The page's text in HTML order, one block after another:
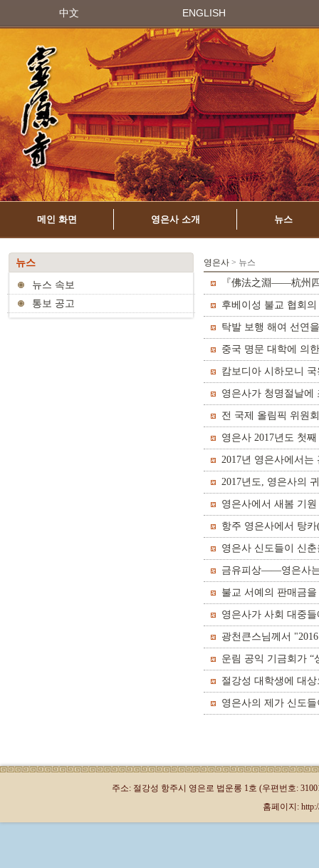
中文 ENGLISH
메인 화면 영은사 소개 뉴스
뉴스
뉴스 속보
통보 공고
영은사 > 뉴스
『佛法之淵——杭州
후베이성 불교 협회
탁발 보행 해여 선연
중국 명문 대학에 의
캄보디아 시하모니
영은사가 청명절날에
전 국제 올림픽 위원
영은사 2017년도 첫
2017년 영은사에서
2017년도, 영은사의
영은사에서 새봄 기
항주 영은사에서 탕
영은사 신도들이 신
금유피상——영은사
불교 서예의 판매금
영은사가 사회 대중
광천큰스님께서
운림 공익 기금회가 “
절강성 대학생에 대
영은사의 제가 신도
주소: 절강성 항주시 영은로 법운롱 1호 (우편번호:
홈페이지: